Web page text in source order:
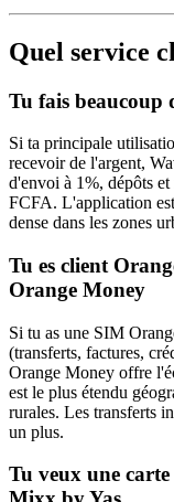
Quel service
Tu fais
Si ta principale
recevoir de l'argent,
d'envoi à 1%, dépôts
FCFA. L'application
dense dans les zones
Tu es client
Orange Money
Si tu as une SIM
(transferts, factures,
Orange Money offre
est le plus étendu
rurales. Les transferts
un plus.
Tu veux une